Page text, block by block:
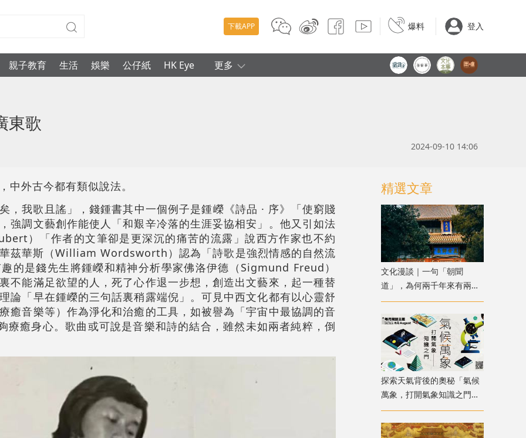
下載APP 爆料 登入
親子教育 生活 娛樂 公仔紙 HK Eye 更多
東歌
2024-09-10 14:06
中外古今都有類似說法。
，我歌且謠」，錢鍾書其中一個例子是鍾嶸《詩品 · 序》「使窮賤
強調文藝創作能使人「和艱辛冷落的生涯妥協相安」。他又引如法
）「作者的文筆卻是更深沉的痛苦的流露」說西方作家也不約
茲華斯（William Wordsworth）認為「詩歌是強烈情感的自然流
的是錢先生將鍾嶸和精神分析學家佛洛伊德（Sigmund Freud）
不能滿足欲望的人，死了心作退一步想，創造出文藝來，起一種替
論「早在鍾嶸的三句話裏稍露端倪」。可見中西文化都有以心靈舒
癒音樂等）作為淨化和治癒的工具，如被譽為「宇宙中最協調的音
療癒身心。歌曲或可說是音樂和詩的結合，雖然未如兩者純粹，倒
精選文章
文化漫談｜一句「朝聞
道」，為何兩千年來有兩種
解讀？
探索天氣背後的奧秘「氣候
萬象，打開氣象知識之門」
主題書展